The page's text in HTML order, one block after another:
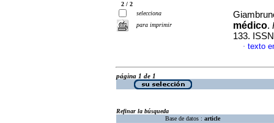
2 / 2
selecciona
para imprimir
médico.
133.
· texto
página 1 de 1
Refinar la búsqueda
Base de datos : article